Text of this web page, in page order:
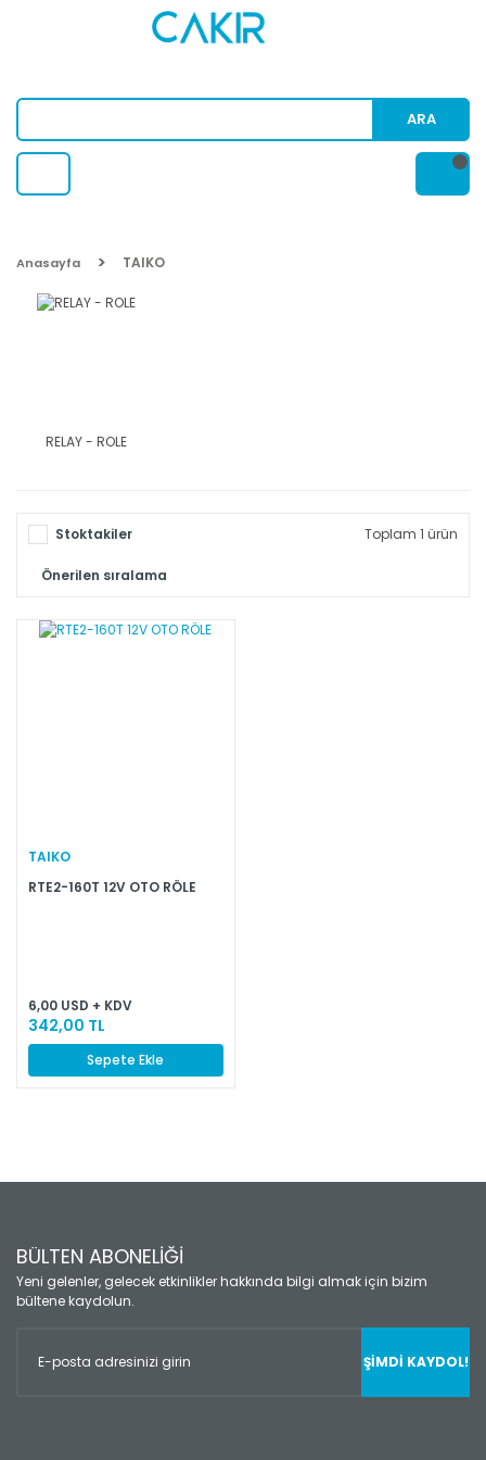
ARA
Anasayfa TAIKO
RELAY - ROLE
Stoktakiler Toplam 1 ürün
TAIKO
RTE2-160T 12V OTO RÖLE
6,00 USD + KDV
342,00 TL
Sepete Ekle
BÜLTEN ABONELİĞİ
Yeni gelenler, gelecek etkinlikler hakkında bilgi almak için bizim
bültene kaydolun.
ŞİMDİ KAYDOL!